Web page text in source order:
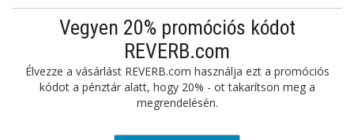
ajánlatot
Vegyen 20% promóciós kódot
REVERB.com
Élvezze a vásárlást REVERB.com használja ezt a promóciós
kódot a pénztár alatt, hogy 20% - ot takarítson meg a
megrendelésén.